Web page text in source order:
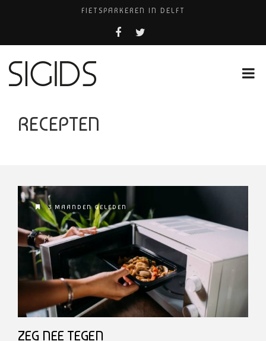
FIETSPARKEREN IN DELFT
FIETS KWIJT IN TILBURG?
USED PRODUCTS LEIDEN
RECEPTEN
3 MAANDEN GELEDEN
ZEG NEE TEGEN